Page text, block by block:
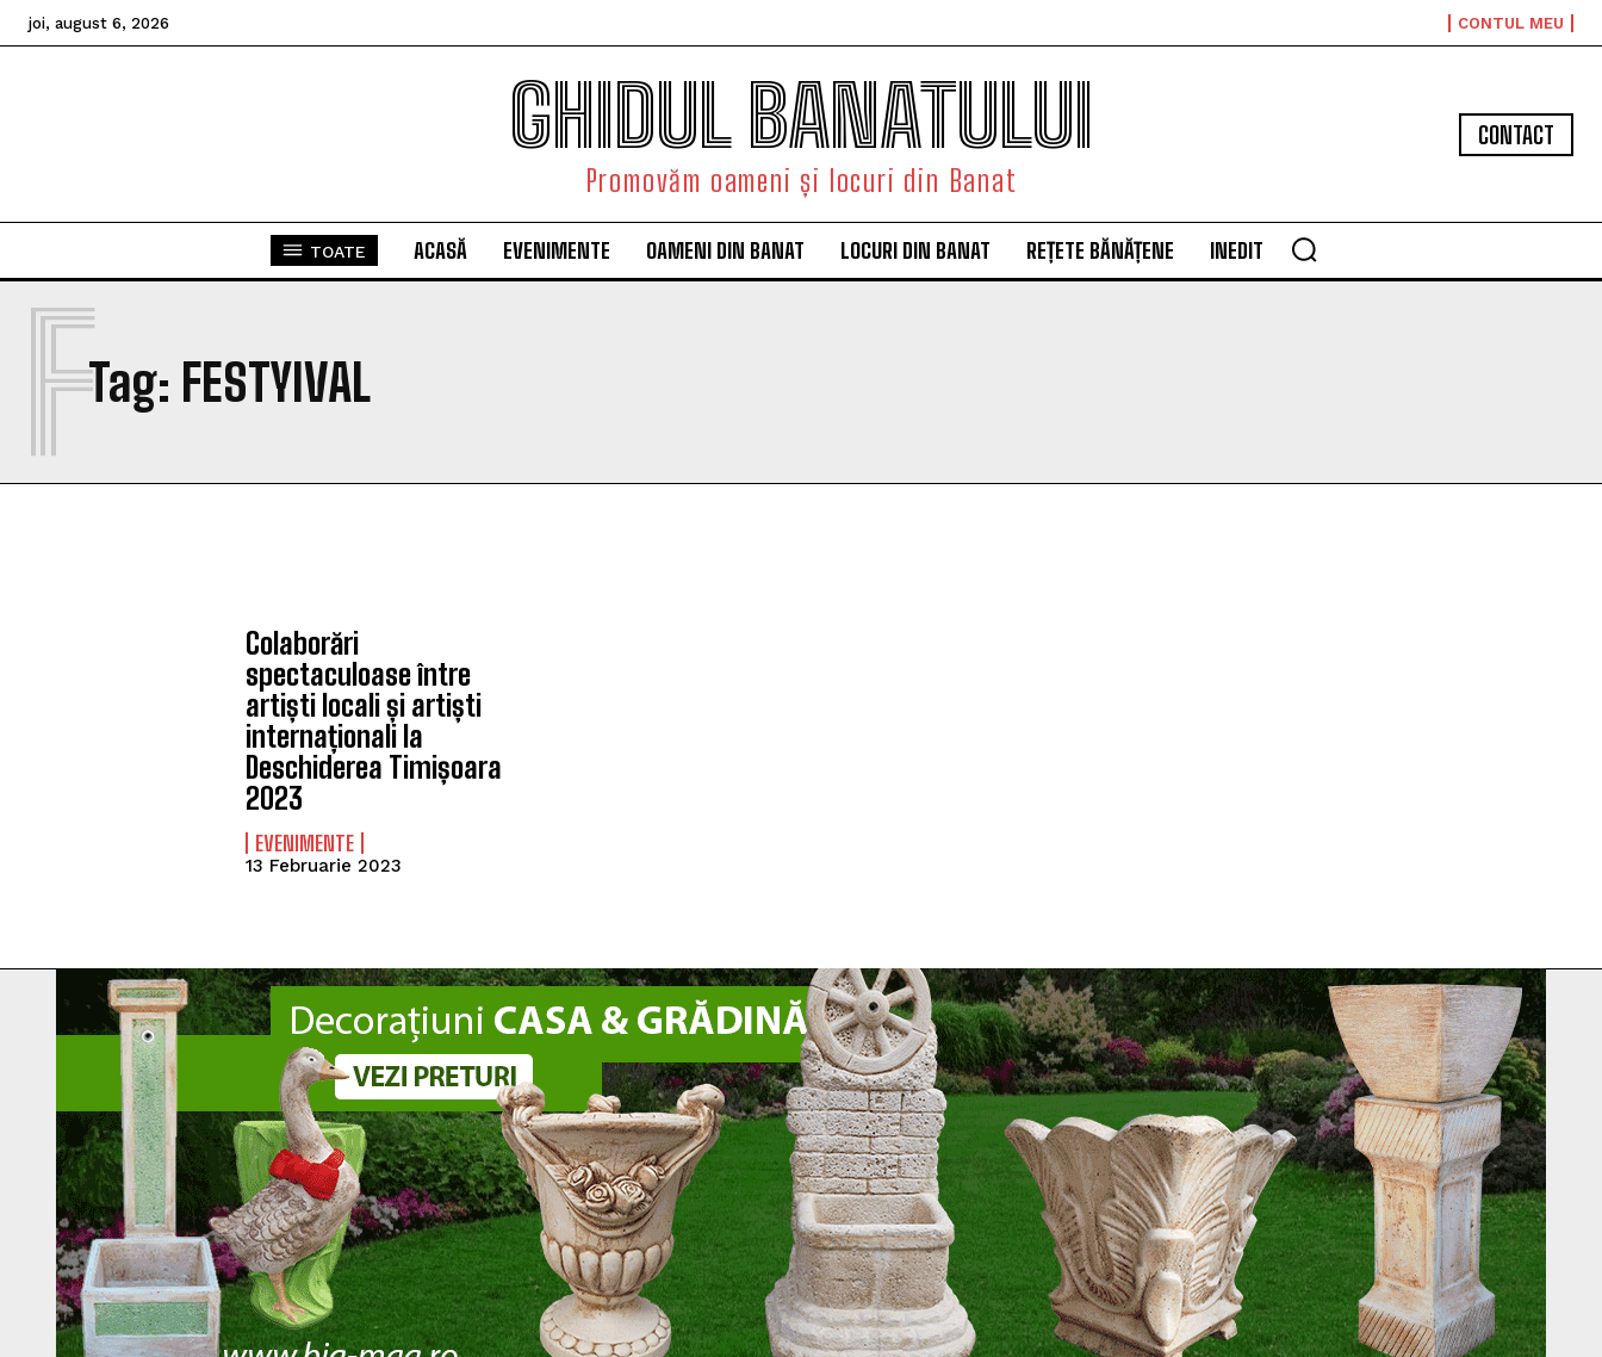
joi, august 6, 2026 CONTUL MEU
GHIDUL BANATULUI
Promovăm oameni și locuri din Banat
CONTACT
TOATE ACASĂ EVENIMENTE OAMENI DIN BANAT LOCURI DIN BANAT REȚETE BĂNĂȚENE INEDIT
Tag: FESTYIVAL
F
Colaborări
spectaculoase între
artiști locali și artiști
internaționali la
Deschiderea Timișoara
2023
EVENIMENTE
13 Februarie 2023